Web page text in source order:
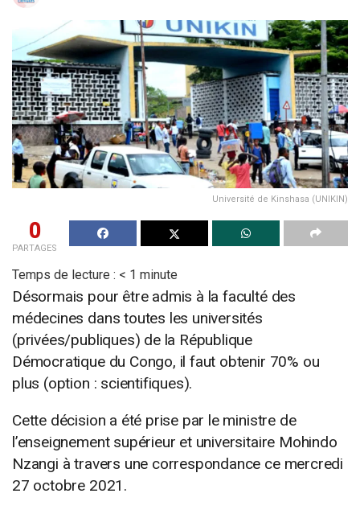
Université de Kinshasa (UNIKIN)
0
PARTAGES
Temps de lecture : < 1 minute
Désormais pour être admis à la faculté des
médecines dans toutes les universités
(privées/publiques) de la République
Démocratique du Congo, il faut obtenir 70% ou
plus (option : scientifiques).
Cette décision a été prise par le ministre de
l’enseignement supérieur et universitaire Mohindo
Nzangi à travers une correspondance ce mercredi
27 octobre 2021.